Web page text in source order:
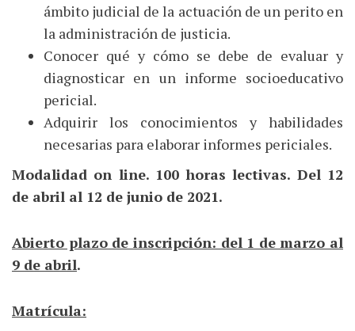
ámbito judicial de la actuación de un perito en
la administración de justicia.
Conocer qué y cómo se debe de evaluar y
diagnosticar en un informe socioeducativo
pericial.
Adquirir los conocimientos y habilidades
necesarias para elaborar informes periciales.
Modalidad on line. 100 horas lectivas. Del 12
de abril al 12 de junio de 2021.
Abierto plazo de inscripción: del 1 de marzo al
9 de abril.
Matrícula: